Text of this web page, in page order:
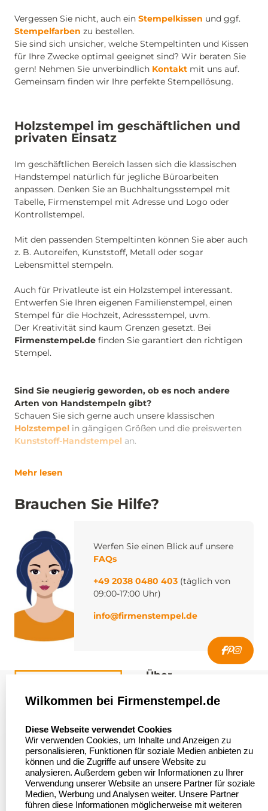
Vergessen Sie nicht, auch ein Stempelkissen und ggf.
Stempelfarben zu bestellen.
Sie sind sich unsicher, welche Stempeltinten und Kissen
für Ihre Zwecke optimal geeignet sind? Wir beraten Sie
gern! Nehmen Sie unverbindlich Kontakt mit uns auf.
Gemeinsam finden wir Ihre perfekte Stempellösung.
Holzstempel im geschäftlichen und
privaten Einsatz
Im geschäftlichen Bereich lassen sich die klassischen
Handstempel natürlich für jegliche Büroarbeiten
anpassen. Denken Sie an Buchhaltungsstempel mit
Tabelle, Firmenstempel mit Adresse und Logo oder
Kontrollstempel.
Mit den passenden Stempeltinten können Sie aber auch
z. B. Autoreifen, Kunststoff, Metall oder sogar
Lebensmittel stempeln.
Auch für Privatleute ist ein Holzstempel interessant.
Entwerfen Sie Ihren eigenen Familienstempel, einen
Stempel für die Hochzeit, Adressstempel, uvm.
Der Kreativität sind kaum Grenzen gesetzt. Bei
Firmenstempel.de finden Sie garantiert den richtigen
Stempel.
Sind Sie neugierig geworden, ob es noch andere
Arten von Handstempeln gibt?
Schauen Sie sich gerne auch unsere klassischen
Holzstempel in gängigen Größen und die preiswerten
Kunststoff-Handstempel an.
Mehr lesen
Brauchen Sie Hilfe?
Werfen Sie einen Blick auf unsere
FAQs
+49 2038 0480 403 (täglich von
09:00-17:00 Uhr)
info@firmenstempel.de
Asterlager Straße 97
47228 Duisburg
Deutschland
Über
Über uns
Bewerten Sie uns
Sitemap
Stempel in
Deutschland
Wilkommen bei Firmenstempel.de
Diese Webseite verwendet Cookies
Wir verwenden Cookies, um Inhalte und Anzeigen zu
personalisieren, Funktionen für soziale Medien anbieten zu
können und die Zugriffe auf unsere Website zu
analysieren. Außerdem geben wir Informationen zu Ihrer
Verwendung unserer Website an unsere Partner für soziale
Medien, Werbung und Analysen weiter. Unsere Partner
führen diese Informationen möglicherweise mit weiteren